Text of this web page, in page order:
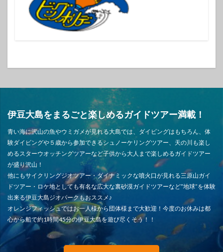
伊豆大島をまるごと楽しめるガイドツアー満載！
青い海に沢山の魚やウミガメが見れる大島では、ダイビングはもちろん、体
験ダイビングや５歳から参加できるシュノーケリングツアー、天の川も楽し
めるスターウオッチングツアーなど子供から大人まで楽しめるガイドツアー
が盛り沢山！
他にもサイクリングジオツアー・ダイナミックな噴火口が見れる三原山ガイ
ドツアー・ロケ地としても有名な広大な裏砂漠ガイドツアーなど”地球”を体験
出来る伊豆大島ジオパークもおススメ♪
オレンジフィッシュではお一人様から団体様まで大歓迎！今度のお休みは都
心から船で約1時間45分の伊豆大島を遊び尽くそう！！